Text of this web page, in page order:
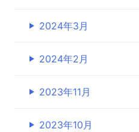
2024年3月
2024年2月
2023年11月
2023年10月